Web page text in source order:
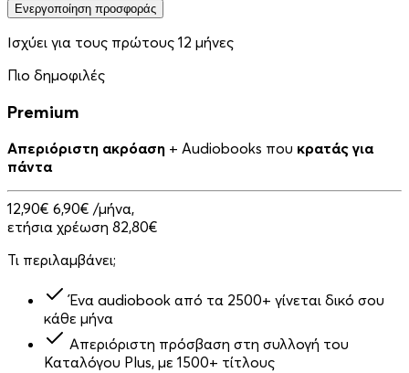
Ενεργοποίηση προσφοράς
Ισχύει για τους πρώτους 12 μήνες
Πιο δημοφιλές
Premium
Απεριόριστη ακρόαση + Audiobooks που κρατάς για
πάντα
12,90€ 6,90€ /μήνα,
ετήσια χρέωση 82,80€
Τι περιλαμβάνει;
Ένα audiobook από τα 2500+ γίνεται δικό σου
κάθε μήνα
Απεριόριστη πρόσβαση στη συλλογή του
Καταλόγου Plus, με 1500+ τίτλους